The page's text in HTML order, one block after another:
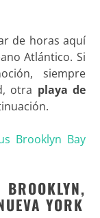
de horas aquí
Atlántico. Si
siempre
otra playa de
Brooklyn Bay
YORK